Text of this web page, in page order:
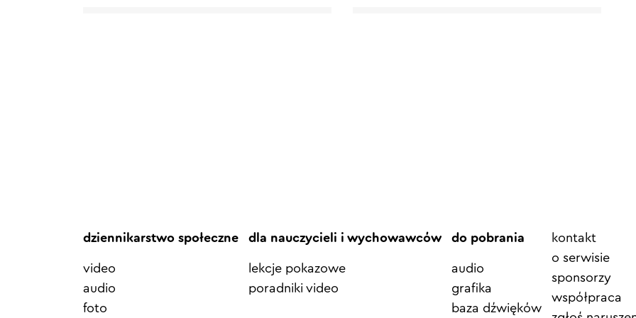
dziennikarstwo społeczne
video
audio
foto
dla nauczycieli i wychowawców
lekcje pokazowe
poradniki video
do pobrania
audio
grafika
baza dźwięków
Element
menu
kontakt
o serwisie
sponsorzy
współpraca